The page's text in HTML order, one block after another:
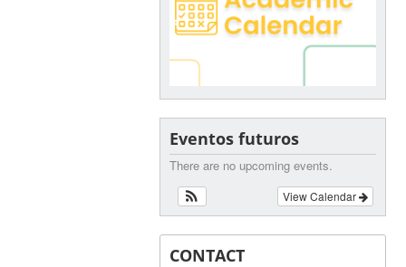
Eventos futuros
There are no upcoming events.
View Calendar
CONTACT